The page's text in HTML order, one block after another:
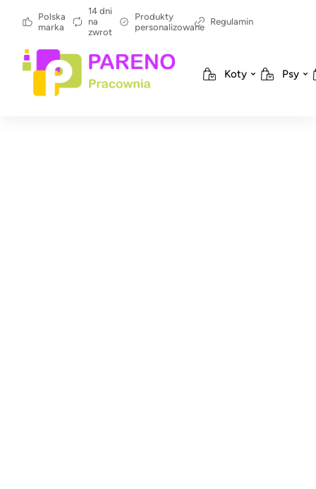
Polska
marka
14 dni
na
zwrot
Produkty
personalizowane Regulamin
Koty Psy